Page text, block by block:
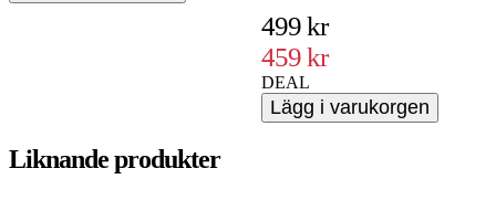
499 kr
459 kr
DEAL
Lägg i varukorgen
Liknande produkter